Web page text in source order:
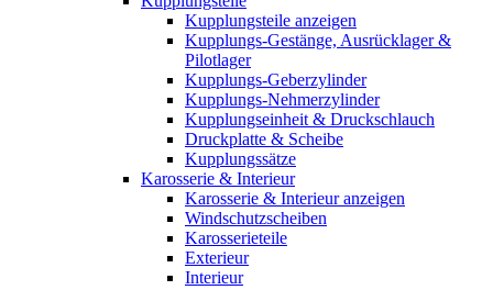
Kupplungsteile anzeigen
Kupplungs-Gestänge, Ausrücklager &
Pilotlager
Kupplungs-Geberzylinder
Kupplungs-Nehmerzylinder
Kupplungseinheit & Druckschlauch
Druckplatte & Scheibe
Kupplungssätze
Karosserie & Interieur
Karosserie & Interieur anzeigen
Windschutzscheiben
Karosserieteile
Exterieur
Interieur